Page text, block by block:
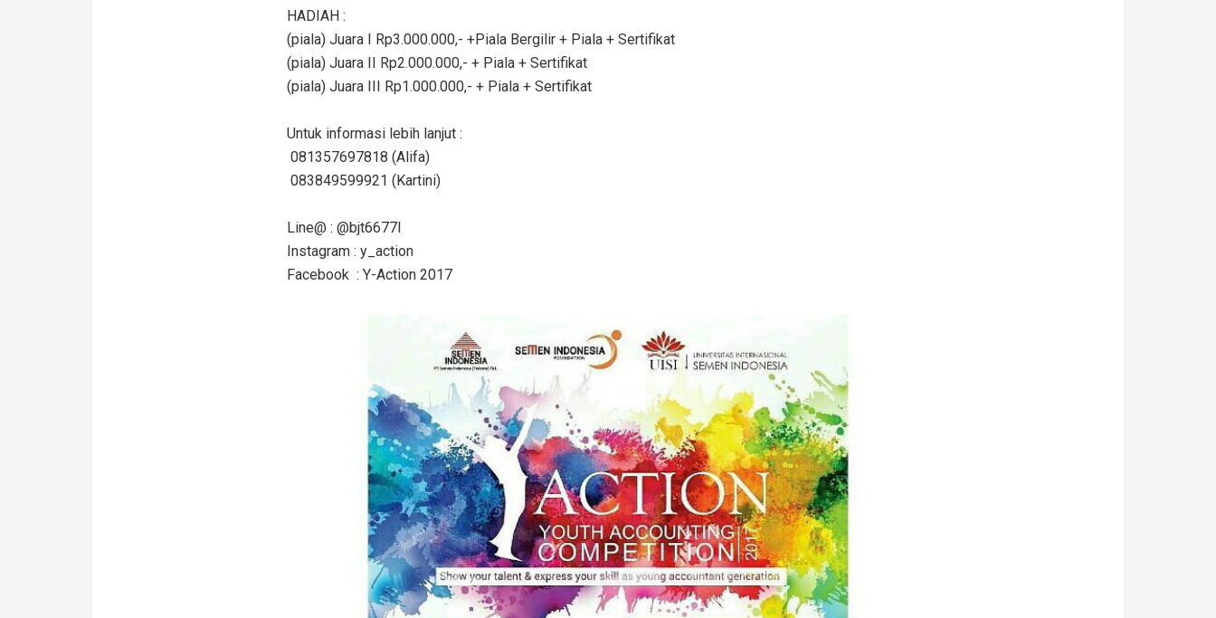
HADIAH :
(piala) Juara I Rp3.000.000,- +Piala Bergilir + Piala + Sertifikat
(piala) Juara II Rp2.000.000,- + Piala + Sertifikat
(piala) Juara III Rp1.000.000,- + Piala + Sertifikat
Untuk informasi lebih lanjut :
081357697818 (Alifa)
083849599921 (Kartini)
Line@ : @bjt6677l
Instagram : y_action
Facebook : Y-Action 2017